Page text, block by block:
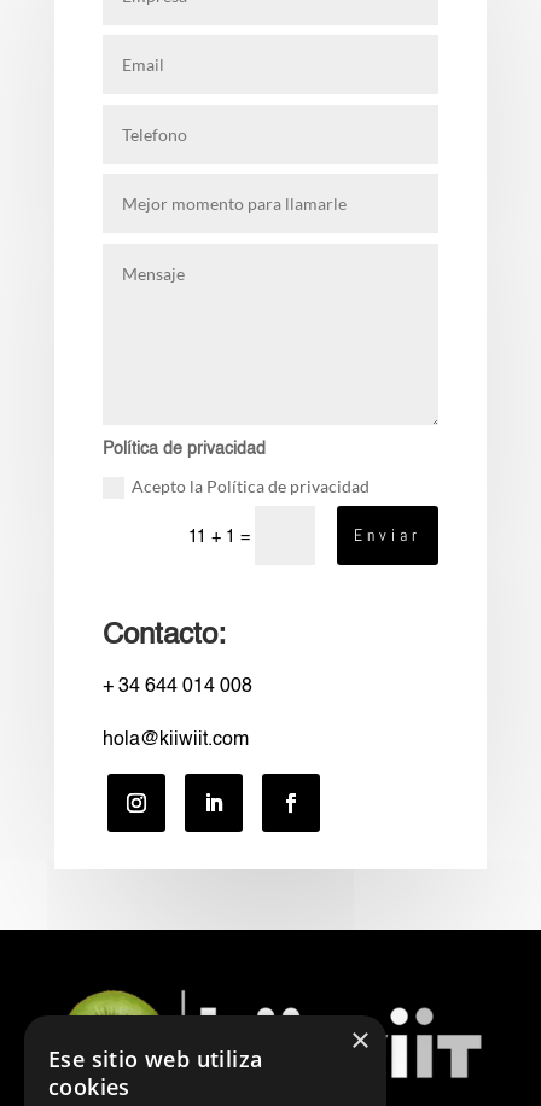
Política de privacidad
Acepto la Política de privacidad
11 + 1 = Enviar
Contacto:
+ 34 644 014 008
hola@kiiwiit.com
×
Ese sitio web utiliza
cookies